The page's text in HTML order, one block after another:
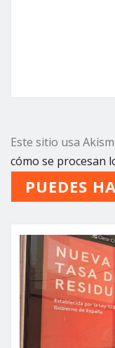
Este sitio usa
cómo se procesan
PUEDES